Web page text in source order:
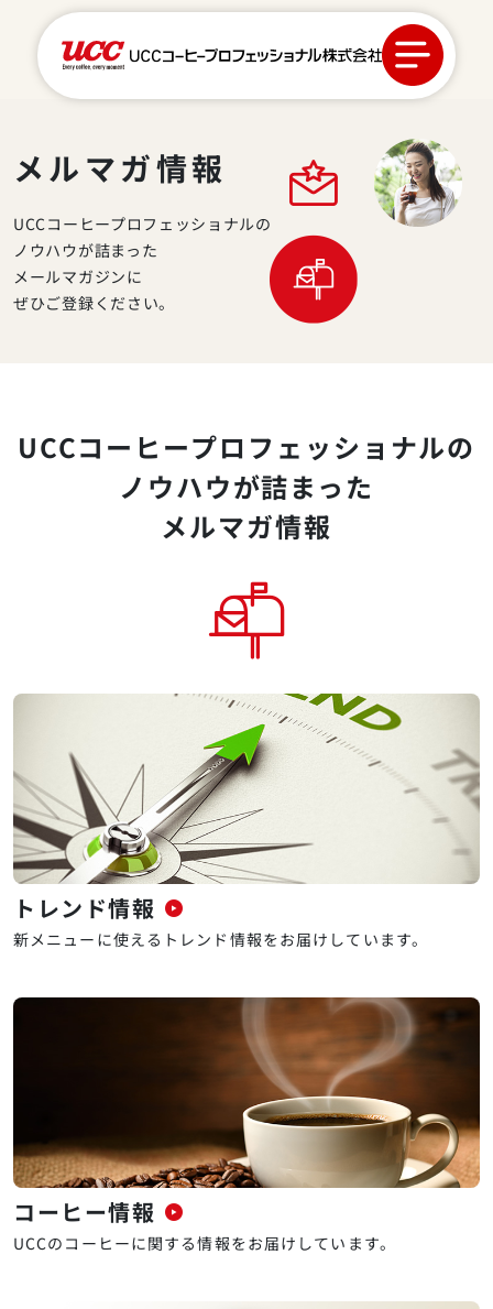
カフェ開業サポート
商品ラインアップ
お取引について
お問い合わせ
業務用食材ECサイト 家庭用製品
メルマガ情報
UCCコーヒープロフェッショナルの
ノウハウが詰まった
メールマガジンに
ぜひご登録ください。
UCCコーヒープロフェッショナルの
ノウハウが詰まった
メルマガ情報
トレンド情報
新メニューに使えるトレンド情報をお届けしています。
コーヒー情報
UCCのコーヒーに関する情報をお届けしています。